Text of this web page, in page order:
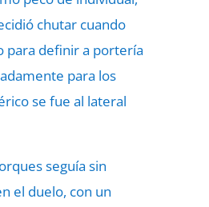
chutar cuando
para definir a portería
para los
se fue al lateral
seguía sin
el duelo, con un